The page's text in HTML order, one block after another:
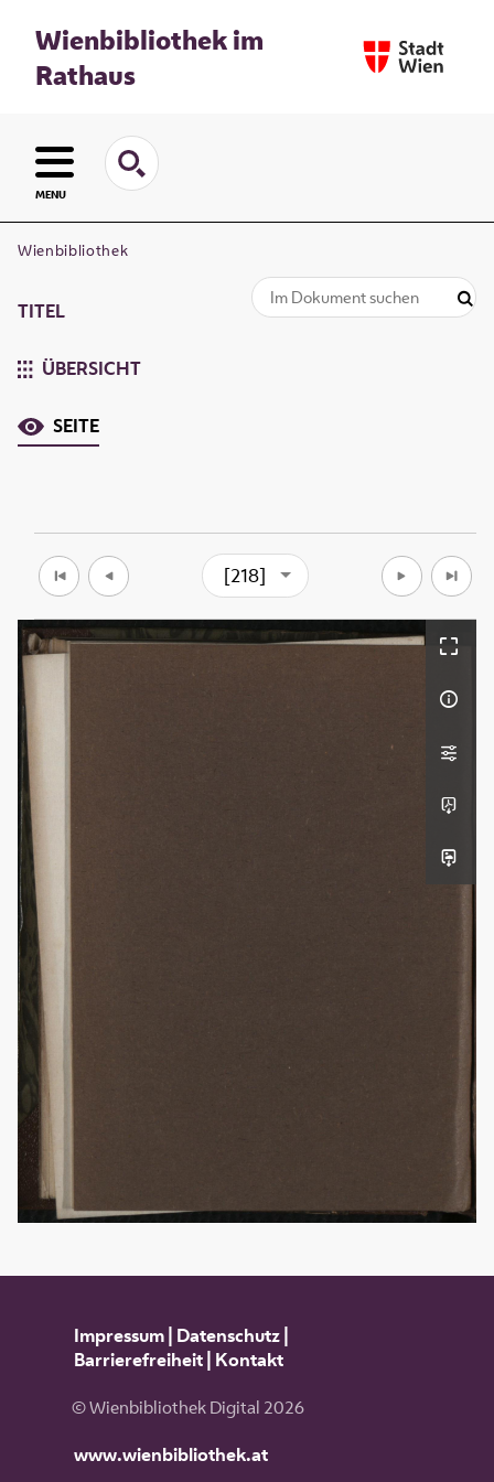
Wienbibliothek im
Rathaus
MENU
Wienbibliothek
TITEL
ÜBERSICHT
SEITE
[218]
Impressum| Datenschutz|
Barrierefreiheit| Kontakt
© Wienbibliothek Digital 2026
www.wienbibliothek.at